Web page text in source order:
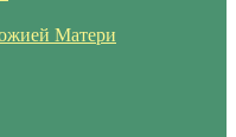
Матери